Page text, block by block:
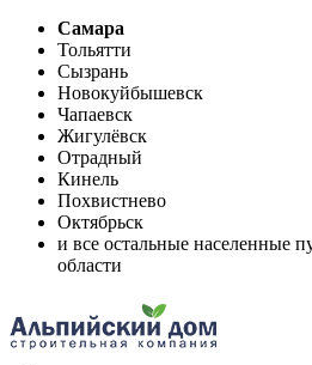
Самара
Тольятти
Сызрань
Новокуйбышевск
Чапаевск
Жигулёвск
Отрадный
Кинель
Похвистнево
Октябрьск
и все остальные населенные
области